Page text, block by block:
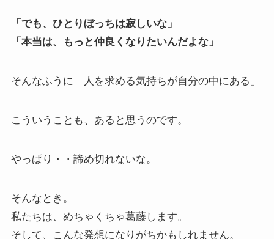
「でも、ひとりぼっちは寂しいな」
「本当は、もっと仲良くなりたいんだよな」
そんなふうに「人を求める気持ちが自分の中にある」
こういうことも、あると思うのです。
やっぱり・・諦め切れないな。
そんなとき。
私たちは、めちゃくちゃ葛藤します。
そして、こんな発想になりがちかもしれません。